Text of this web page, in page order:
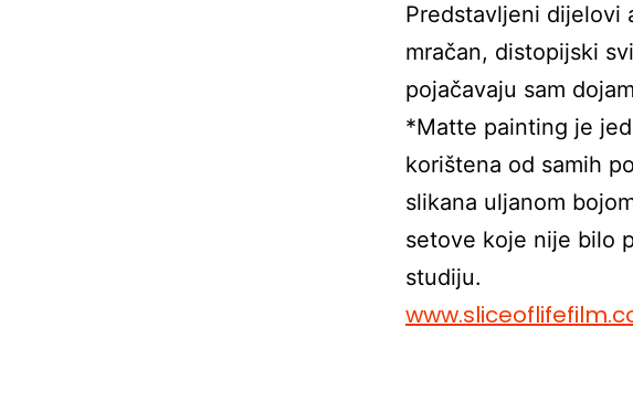
Predstavljeni dijelovi
mračan, distopijski
pojačavaju sam
*Matte painting je
korištena od samih
slikana uljanom
setove koje nije bilo
studiju.